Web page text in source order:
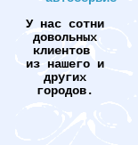
У нас сотни
довольных
клиентов
из нашего и
других
городов.